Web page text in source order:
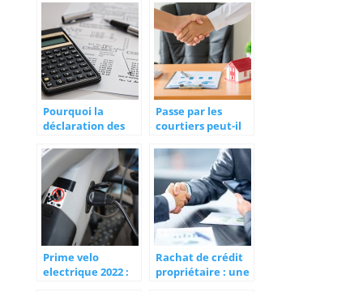
comment faire ?
vos avantages ?
Pourquoi la
déclaration des
importante ?
Passe par les
courtiers peut-il
chances d’obtenir
un emprunt
rapide ?
Prime velo
electrique 2022 :
Rachat de crédit
propriétaire : une